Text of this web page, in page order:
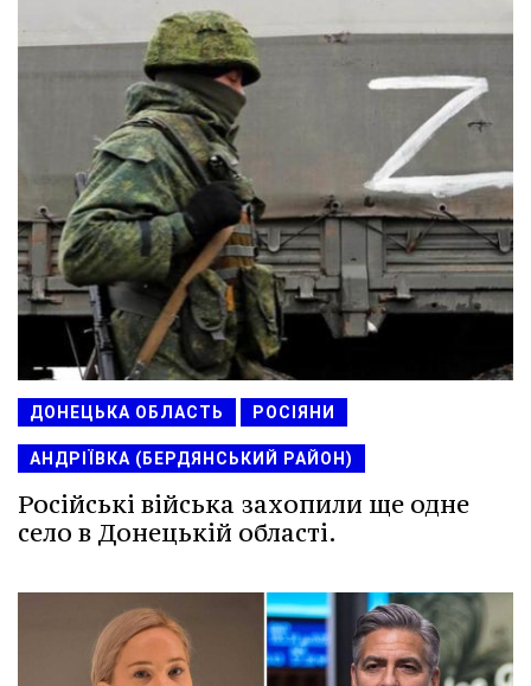
ДОНЕЦЬКА ОБЛАСТЬ РОСІЯНИ
АНДРІЇВКА (БЕРДЯНСЬКИЙ РАЙОН)
Російські війська захопили ще одне
село в Донецькій області.